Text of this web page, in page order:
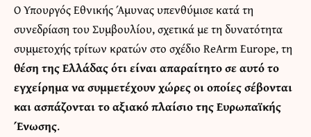
Ο Υπουργός Εθνικής Άμυνας υπενθύμισε κατά τη
συνεδρίαση του Συμβουλίου, σχετικά με τη δυνατότητα
συμμετοχής τρίτων κρατών στο σχέδιο ReArm Europe, τη
θέση της Ελλάδας ότι είναι απαραίτητο σε αυτό το
εγχείρημα να συμμετέχουν χώρες οι οποίες σέβονται
και ασπάζονται το αξιακό πλαίσιο της Ευρωπαϊκής
Ένωσης.